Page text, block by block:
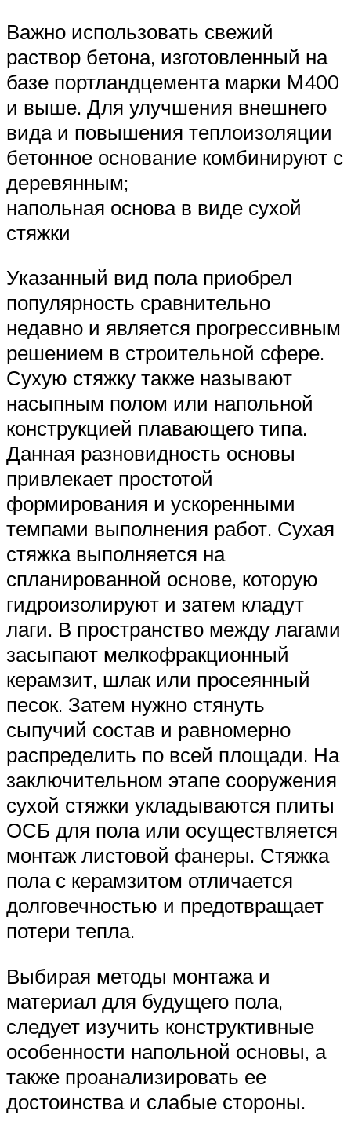
Важно использовать свежий
раствор бетона, изготовленный на
базе портландцемента марки М400
и выше. Для улучшения внешнего
вида и повышения теплоизоляции
бетонное основание комбинируют с
деревянным;
напольная основа в виде сухой
стяжки
Указанный вид пола приобрел
популярность сравнительно
недавно и является прогрессивным
решением в строительной сфере.
Сухую стяжку также называют
насыпным полом или напольной
конструкцией плавающего типа.
Данная разновидность основы
привлекает простотой
формирования и ускоренными
темпами выполнения работ. Сухая
стяжка выполняется на
спланированной основе, которую
гидроизолируют и затем кладут
лаги. В пространство между лагами
засыпают мелкофракционный
керамзит, шлак или просеянный
песок. Затем нужно стянуть
сыпучий состав и равномерно
распределить по всей площади. На
заключительном этапе сооружения
сухой стяжки укладываются плиты
ОСБ для пола или осуществляется
монтаж листовой фанеры. Стяжка
пола с керамзитом отличается
долговечностью и предотвращает
потери тепла.
Выбирая методы монтажа и
материал для будущего пола,
следует изучить конструктивные
особенности напольной основы, а
также проанализировать ее
достоинства и слабые стороны.